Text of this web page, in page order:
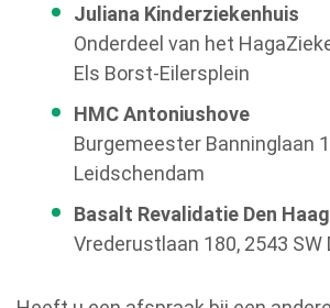
Juliana Kinderziekenhuis
Onderdeel van het
Els Borst-Eilersplein
HMC Antoniushove
Burgemeester Banninglaan
Leidschendam
Basalt Revalidatie Den Haag
Vrederustlaan 180, 2543 SW